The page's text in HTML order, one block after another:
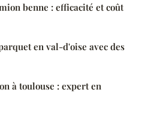
benne : efficacité et coût
en val-d'oise avec des
à toulouse : expert en